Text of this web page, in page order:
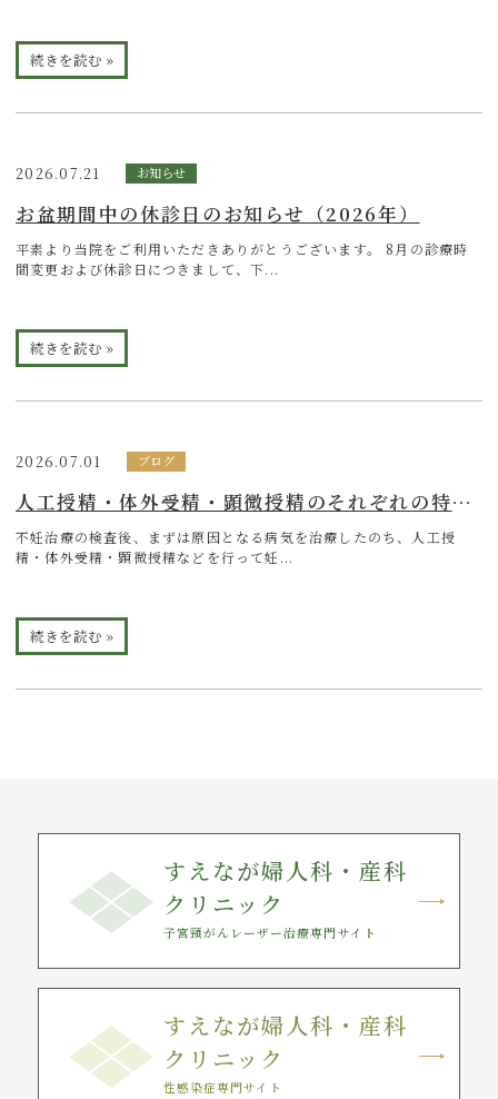
続きを読む »
2026.07.21 お知らせ
お盆期間中の休診日のお知らせ（2026年）
平素より当院をご利用いただきありがとうございます。 8月の診療時
間変更および休診日につきまして、下...
続きを読む »
2026.07.01 ブログ
人工授精・体外受精・顕微授精のそれぞれの特徴と違いを紹介
不妊治療の検査後、まずは原因となる病気を治療したのち、人工授
精・体外受精・顕微授精などを行って妊...
続きを読む »
すえなが婦人科・産科
クリニック
子宮頸がんレーザー治療専門サイト
すえなが婦人科・産科
クリニック
性感染症専門サイト